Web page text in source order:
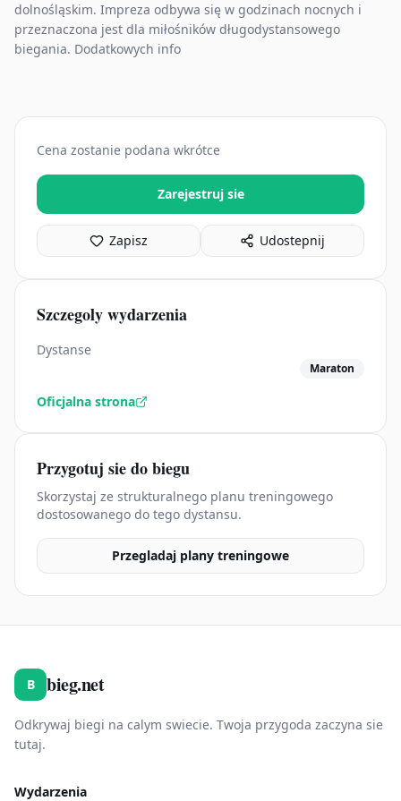
dolnośląskim. Impreza odbywa się w godzinach nocnych i
przeznaczona jest dla miłośników długodystansowego
biegania. Dodatkowych info
Cena zostanie podana wkrótce
Zarejestruj sie
Zapisz Udostepnij
Szczegoly wydarzenia
Dystanse
Maraton
Oficjalna strona
Przygotuj sie do biegu
Skorzystaj ze strukturalnego planu treningowego
dostosowanego do tego dystansu.
Przegladaj plany treningowe
B bieg.net
Odkrywaj biegi na calym swiecie. Twoja przygoda zaczyna sie
tutaj.
Wydarzenia